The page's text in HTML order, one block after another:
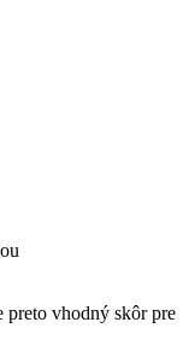
vhodný skôr pre